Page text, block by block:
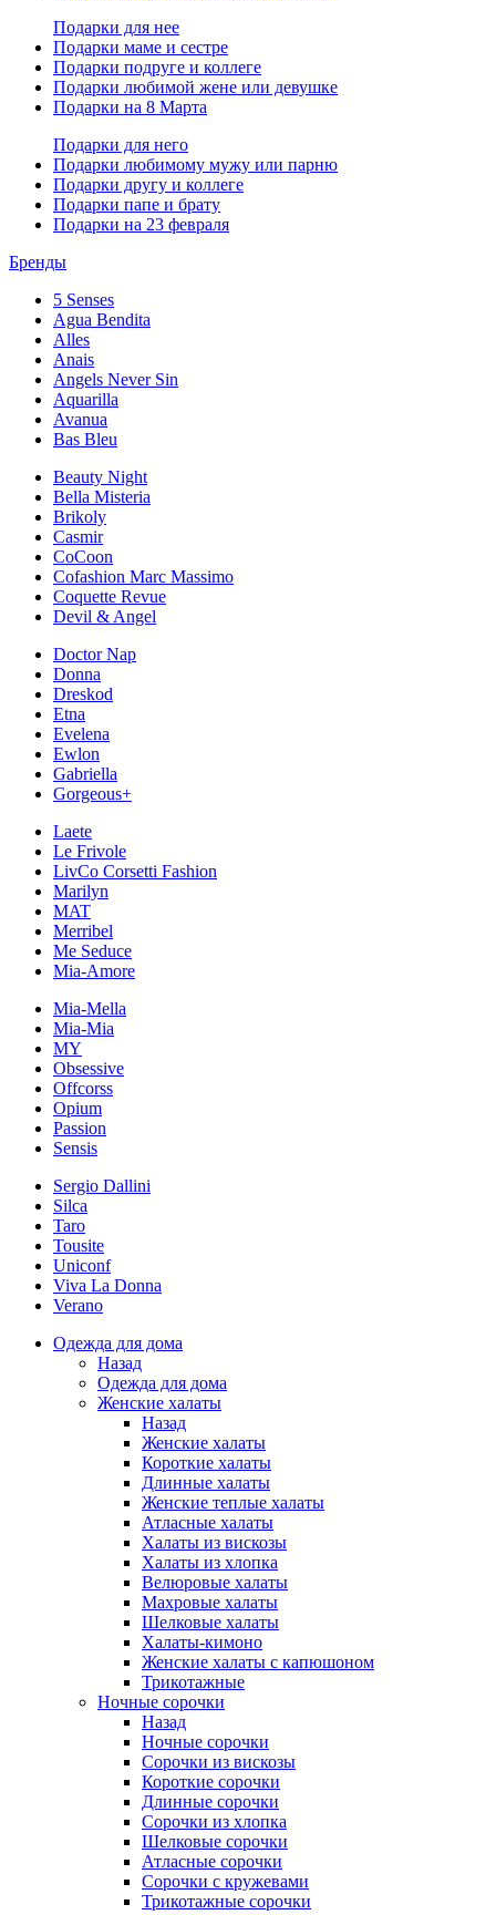
Подарки для нее
Подарки маме и сестре
Подарки подруге и коллеге
Подарки любимой жене или девушке
Подарки на 8 Марта
Подарки для него
Подарки любимому мужу или парню
Подарки другу и коллеге
Подарки папе и брату
Подарки на 23 февраля
Бренды
5 Senses
Agua Bendita
Alles
Anais
Angels Never Sin
Aquarilla
Avanua
Bas Bleu
Beauty Night
Bella Misteria
Brikoly
Casmir
CoCoon
Cofashion Marc Massimo
Coquette Revue
Devil & Angel
Doctor Nap
Donna
Dreskod
Etna
Evelena
Ewlon
Gabriella
Gorgeous+
Laete
Le Frivole
LivCo Corsetti Fashion
Marilyn
MAT
Merribel
Me Seduce
Mia-Amore
Mia-Mella
Mia-Mia
MY
Obsessive
Offcorss
Opium
Passion
Sensis
Sergio Dallini
Silca
Taro
Tousite
Uniconf
Viva La Donna
Verano
Одежда для дома
Назад
Одежда для дома
Женские халаты
Назад
Женские халаты
Короткие халаты
Длинные халаты
Женские теплые халаты
Атласные халаты
Халаты из вискозы
Халаты из хлопка
Велюровые халаты
Махровые халаты
Шелковые халаты
Халаты-кимоно
Женские халаты с капюшоном
Трикотажные
Ночные сорочки
Назад
Ночные сорочки
Сорочки из вискозы
Короткие сорочки
Длинные сорочки
Сорочки из хлопка
Шелковые сорочки
Атласные сорочки
Сорочки с кружевами
Трикотажные сорочки